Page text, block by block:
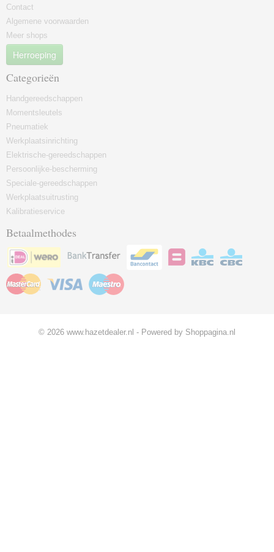
Contact
Algemene voorwaarden
Meer shops
Herroeping
Categorieën
Handgereedschappen
Momentsleutels
Pneumatiek
Werkplaatsinrichting
Elektrische-gereedschappen
Persoonlijke-bescherming
Speciale-gereedschappen
Werkplaatsuitrusting
Kalibratieservice
Betaalmethodes
© 2026 www.hazetdealer.nl - Powered by Shoppagina.nl